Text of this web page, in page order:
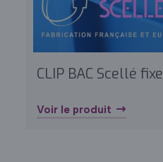
CLIP BAC Scellé fixe
Voir le produit